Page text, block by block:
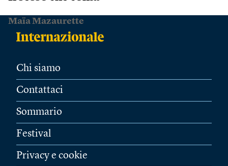
Maïa Mazaurette
Chi siamo
Contattaci
Sommario
Festival
Privacy e cookie